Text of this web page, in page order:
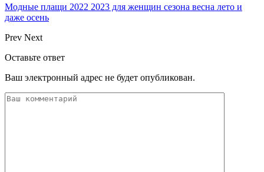
Модные плащи 2022 2023 для женщин сезона весна лето и
даже осень
Prev Next
Оставьте ответ
Ваш электронный адрес не будет опубликован.